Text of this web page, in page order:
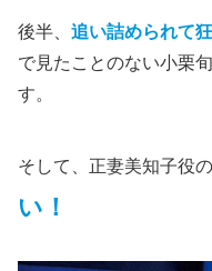
後半、 追い詰められて
で見たことのない小栗
す。
そして、正妻美知子役の
い！